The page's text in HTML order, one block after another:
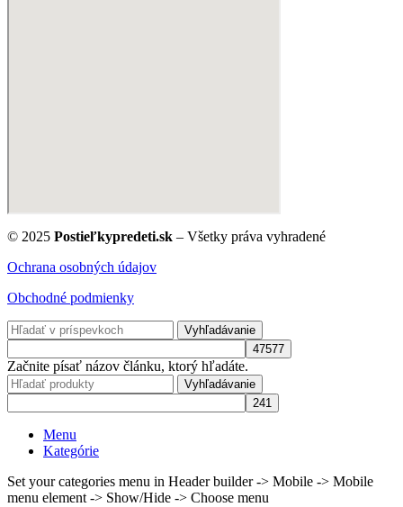
© 2025 Postieľkypredeti.sk – Všetky práva vyhradené
Ochrana osobných údajov
Obchodné podmienky
Vyhľadávanie
Začnite písať názov článku, ktorý hľadáte.
Vyhľadávanie
Menu
Kategórie
Set your categories menu in Header builder -> Mobile -> Mobile
menu element -> Show/Hide -> Choose menu